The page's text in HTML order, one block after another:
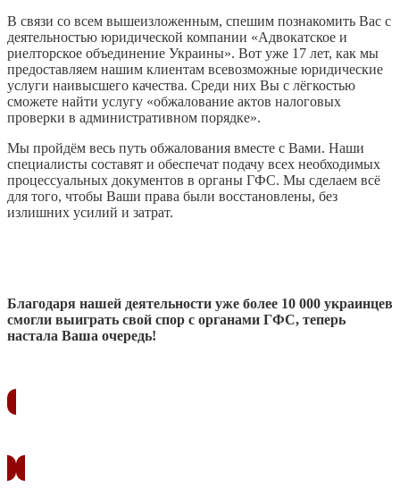
В связи со всем вышеизложенным, спешим познакомить Вас с
деятельностью юридической компании «Адвокатское и
риелторское объединение Украины». Вот уже 17 лет, как мы
предоставляем нашим клиентам всевозможные юридические
услуги наивысшего качества. Среди них Вы с лёгкостью
сможете найти услугу «обжалование актов налоговых
проверки в административном порядке».
Мы пройдём весь путь обжалования вместе с Вами. Наши
специалисты составят и обеспечат подачу всех необходимых
процессуальных документов в органы ГФС. Мы сделаем всё
для того, чтобы Ваши права были восстановлены, без
излишних усилий и затрат.
Благодаря нашей деятельности уже более 10 000 украинцев
смогли выиграть свой спор с органами ГФС, теперь
настала Ваша очередь!